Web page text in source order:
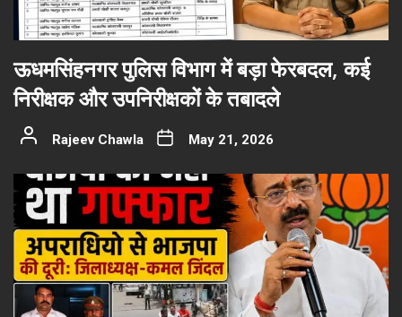
ऊधमसिंहनगर पुलिस विभाग में बड़ा फेरबदल, कई
निरीक्षक और उपनिरीक्षकों के तबादले
Rajeev Chawla May 21, 2026